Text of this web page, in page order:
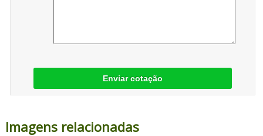
Enviar cotação
Imagens relacionadas